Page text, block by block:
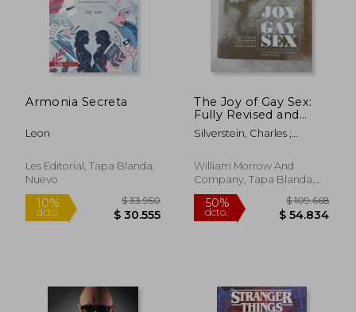
dcto. $ 47.687 dcto.
Armonia Secreta
Leon
Les Editorial, Tapa Blanda,
Nuevo
The Joy of Gay Sex:
Fully Revised and
Expanded Third
Edition (en Inglés)
Silverstein, Charles ;
William Morrow And
Company, Tapa Blanda,
Nuevo